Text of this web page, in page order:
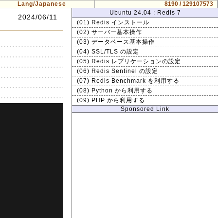
Lang/Japanese
8190 / 129107573
2024/06/11
Ubuntu 24.04 : Redis 7
(01) Redis インストール
(02) サーバー基本操作
(03) データベース基本操作
(04) SSL/TLS の設定
(05) Redis レプリケーションの設定
(06) Redis Sentinel の設定
(07) Redis Benchmark を利用する
(08) Python から利用する
(09) PHP から利用する
Sponsored Link